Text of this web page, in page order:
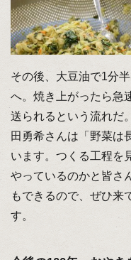
その後、大豆油で1分
へ。焼き上がったら急
送られるという流れだ
田勇希さんは「野菜は
います。つくる工程を
やっているのかと皆さ
もできるので、ぜひ来
す。